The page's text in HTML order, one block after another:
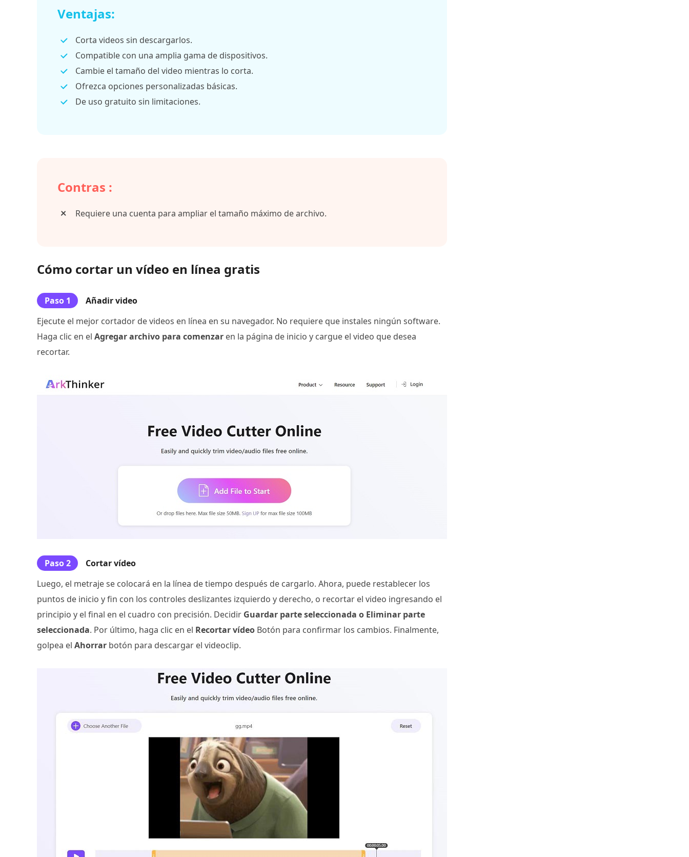
Ventajas:
Corta videos sin descargarlos.
Compatible con una amplia gama de dispositivos.
Cambie el tamaño del video mientras lo corta.
Ofrezca opciones personalizadas básicas.
De uso gratuito sin limitaciones.
Contras :
Requiere una cuenta para ampliar el tamaño máximo de archivo.
Cómo cortar un vídeo en línea gratis
Paso 1
Añadir video
Ejecute el mejor cortador de videos en línea en su navegador. No requiere que instales ningún software.
Haga clic en el Agregar archivo para comenzar en la página de inicio y cargue el video que desea
recortar.
Paso 2
Cortar vídeo
Luego, el metraje se colocará en la línea de tiempo después de cargarlo. Ahora, puede restablecer los
puntos de inicio y fin con los controles deslizantes izquierdo y derecho, o recortar el video ingresando el
principio y el final en el cuadro con precisión. Decidir Guardar parte seleccionada o Eliminar parte
seleccionada. Por último, haga clic en el Recortar vídeo Botón para confirmar los cambios. Finalmente,
golpea el Ahorrar botón para descargar el videoclip.